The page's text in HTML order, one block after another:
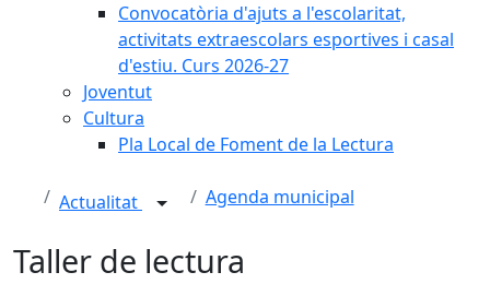
Convocatòria d'ajuts a l'escolaritat,
activitats extraescolars esportives i casal
d'estiu. Curs 2026-27
Joventut
Cultura
Pla Local de Foment de la Lectura
Actualitat Agenda municipal
Taller de lectura